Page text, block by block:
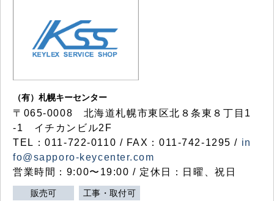
（有）札幌キーセンター
〒065-0008 北海道札幌市東区北８条東８丁目1
-1 イチカンビル2F
TEL：011-722-0110 / FAX：011-742-1295 / in
fo@sapporo-keycenter.com
営業時間：9:00〜19:00 / 定休日：日曜、祝日
販売可 工事・取付可